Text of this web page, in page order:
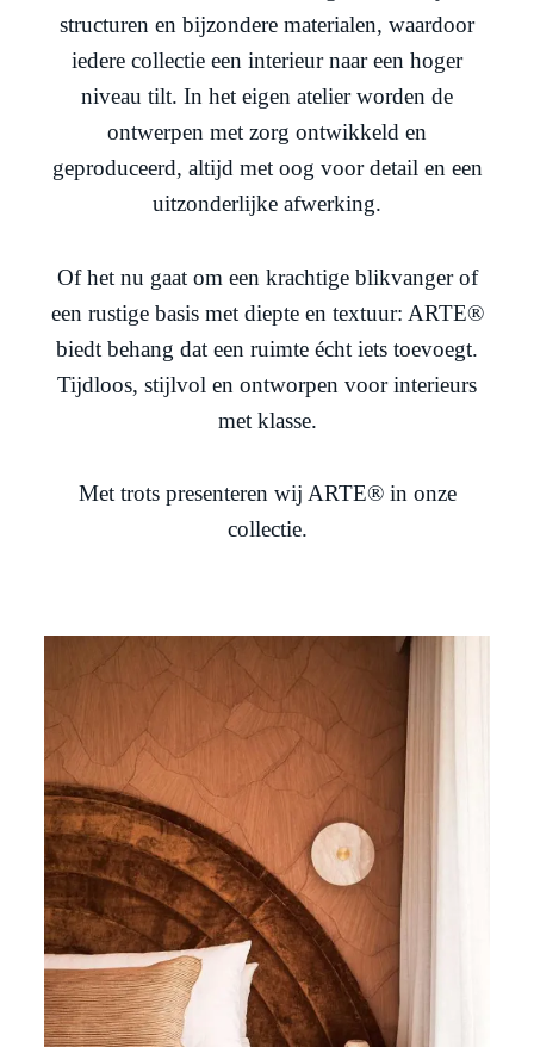
structuren en bijzondere materialen, waardoor
iedere collectie een interieur naar een hoger
niveau tilt. In het eigen atelier worden de
ontwerpen met zorg ontwikkeld en
geproduceerd, altijd met oog voor detail en een
uitzonderlijke afwerking.
Of het nu gaat om een krachtige blikvanger of
een rustige basis met diepte en textuur: ARTE®
biedt behang dat een ruimte écht iets toevoegt.
Tijdloos, stijlvol en ontworpen voor interieurs
met klasse.
Met trots presenteren wij ARTE® in onze
collectie.